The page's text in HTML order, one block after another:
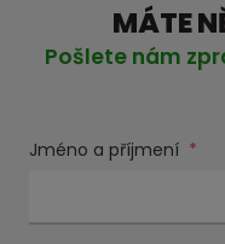
MÁTE
Pošlete nám
Jméno a příjmení *